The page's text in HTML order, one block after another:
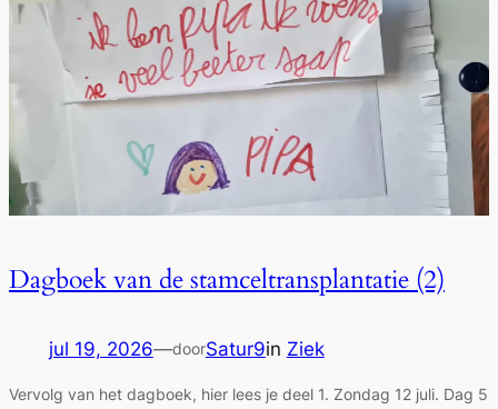
Dagboek van de stamceltransplantatie (2)
jul 19, 2026—doorSatur9in Ziek
Vervolg van het dagboek, hier lees je deel 1. Zondag 12 juli. Dag 5